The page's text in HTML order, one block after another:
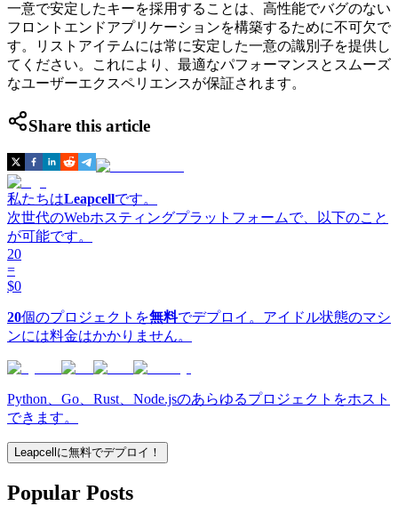
一意で安定したキーを採用することは、高性能でバグのない
フロントエンドアプリケーションを構築するために不可欠で
す。リストアイテムには常に安定した一意の識別子を提供し
てください。これにより、最適なパフォーマンスとスムーズ
なユーザーエクスペリエンスが保証されます。
Share this article
私たちはLeapcellです。
次世代のWebホスティングプラットフォームで、以下のこと
が可能です。
20
=
$0
20個のプロジェクトを無料でデプロイ。アイドル状態のマシ
ンには料金はかかりません。
Python、Go、Rust、Node.jsのあらゆるプロジェクトをホスト
できます。
Leapcellに無料でデプロイ！
Popular Posts